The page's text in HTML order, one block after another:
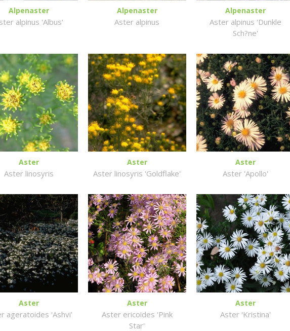
Alpenaster
alpinus 'Albus'
Alpenaster
Aster alpinus
Alpenaster
Aster alpinus 'Dunkle
Sch?ne'
Aster
Aster linosyris
Aster
Aster linosyris 'Goldflake'
Aster
Aster 'Apollo'
Aster
ageratoides 'Ashvi'
Aster
Aster ericoides 'Pink
Star'
Aster
Aster 'Kristina'